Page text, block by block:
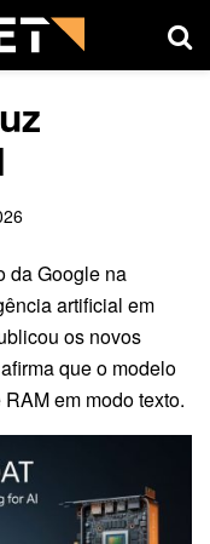
da Google na
artificial em
os novos
que o modelo
em modo texto.